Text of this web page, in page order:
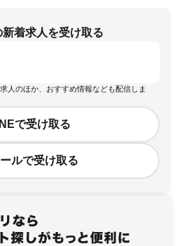
新着求人を受け取る
人のほか、おすすめ情報なども配信しま
で受け取る
ルで受け取る